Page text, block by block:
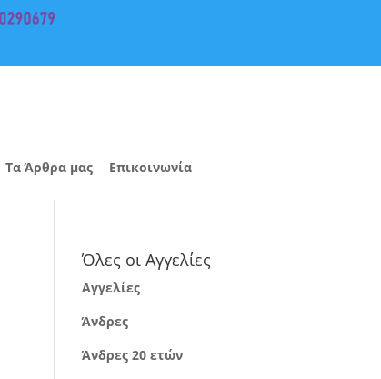
Τα Άρθρα μας Επικοινωνία
Όλες οι Αγγελίες
Αγγελίες
Άνδρες
Άνδρες 20 ετών